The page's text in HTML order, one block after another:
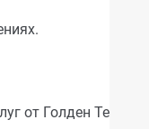
от Голден